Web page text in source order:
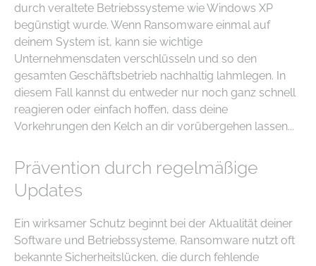
durch veraltete Betriebssysteme wie Windows XP
begünstigt wurde. Wenn Ransomware einmal auf
deinem System ist, kann sie wichtige
Unternehmensdaten verschlüsseln und so den
gesamten Geschäftsbetrieb nachhaltig lahmlegen. In
diesem Fall kannst du entweder nur noch ganz schnell
reagieren oder einfach hoffen, dass deine
Vorkehrungen den Kelch an dir vorübergehen lassen...
Prävention durch regelmäßige
Updates
Ein wirksamer Schutz beginnt bei der Aktualität deiner
Software und Betriebssysteme. Ransomware nutzt oft
bekannte Sicherheitslücken, die durch fehlende